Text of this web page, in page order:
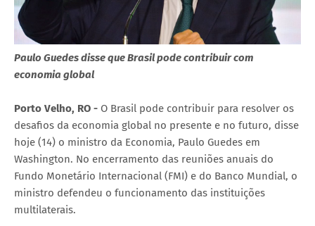
Paulo Guedes disse que Brasil pode contribuir com
economia global
Porto Velho, RO - O Brasil pode contribuir para resolver os
desafios da economia global no presente e no futuro, disse
hoje (14) o ministro da Economia, Paulo Guedes em
Washington. No encerramento das reuniões anuais do
Fundo Monetário Internacional (FMI) e do Banco Mundial, o
ministro defendeu o funcionamento das instituições
multilaterais.